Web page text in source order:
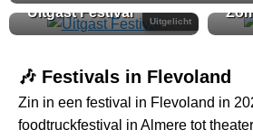
Uitgelicht
Uitgast Festival
🎶 Festivals in Flevoland
Zin in een festival in Flevoland in
foodtruckfestival in Almere tot